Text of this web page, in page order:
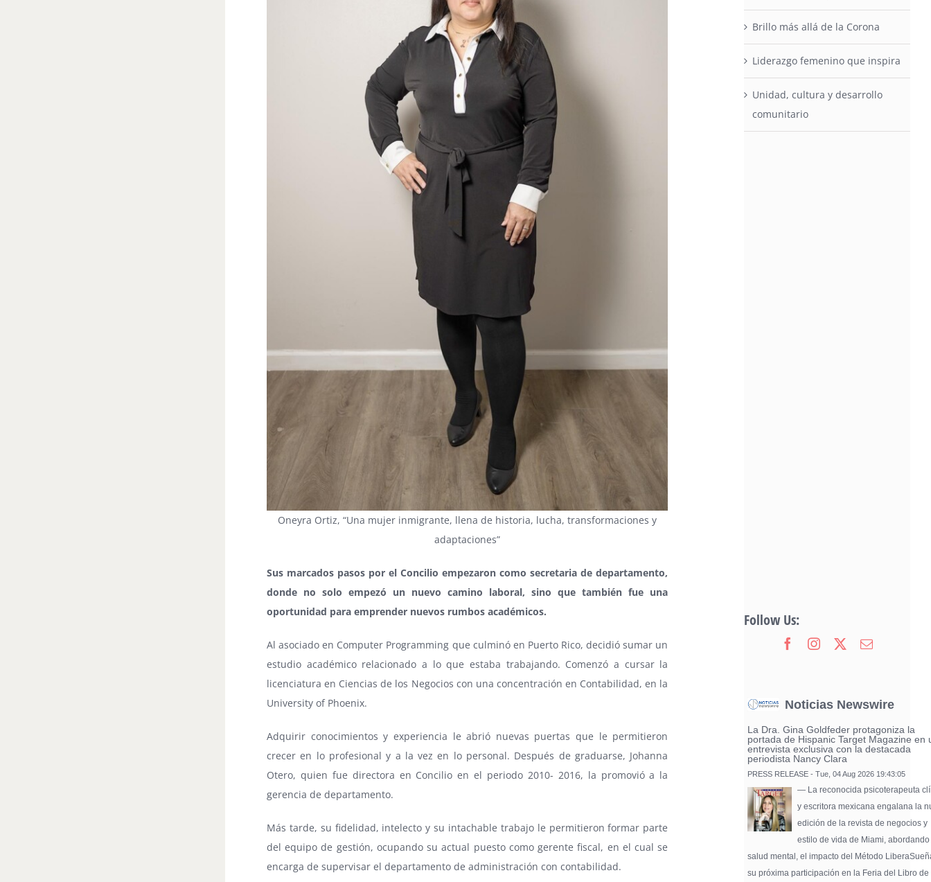
Oneyra Ortiz, “Una mujer inmigrante, llena de historia, lucha, transformaciones y
adaptaciones”
Sus marcados pasos por el Concilio empezaron como secretaria de departamento,
donde no solo empezó un nuevo camino laboral, sino que también fue una
oportunidad para emprender nuevos rumbos académicos.
Al asociado en Computer Programming que culminó en Puerto Rico, decidió sumar un
estudio académico relacionado a lo que estaba trabajando. Comenzó a cursar la
licenciatura en Ciencias de los Negocios con una concentración en Contabilidad, en la
University of Phoenix.
Adquirir conocimientos y experiencia le abrió nuevas puertas que le permitieron
crecer en lo profesional y a la vez en lo personal. Después de graduarse, Johanna
Otero, quien fue directora en Concilio en el periodo 2010- 2016, la promovió a la
gerencia de departamento.
Más tarde, su fidelidad, intelecto y su intachable trabajo le permitieron formar parte
del equipo de gestión, ocupando su actual puesto como gerente fiscal, en el cual se
encarga de supervisar el departamento de administración con contabilidad.
Brillo más allá de la Corona
Liderazgo femenino que inspira
Unidad, cultura y desarrollo
comunitario
Follow Us:
Noticias Newswire
La Dra. Gina Goldfeder protagoniza la
portada de Hispanic Target Magazine en
entrevista exclusiva con la destacada
periodista Nancy Clara
PRESS RELEASE - Tue, 04 Aug 2026 19:43:05
— La reconocida psicoterapeuta
y escritora mexicana engalana la
edición de la revista de negocios y
estilo de vida de Miami,
salud mental, el impacto del Método
su próxima participación en la Feria del Libro de